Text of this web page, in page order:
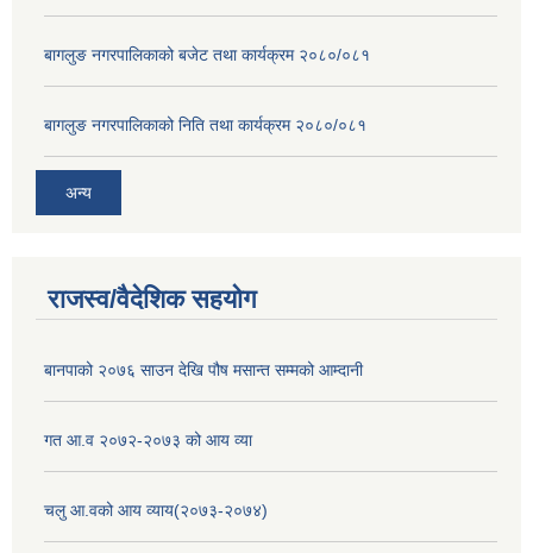
बागलुङ नगरपालिकाको बजेट तथा कार्यक्रम २०८०/०८१
बागलुङ नगरपालिकाको निति तथा कार्यक्रम २०८०/०८१
अन्य
राजस्व/वैदेशिक सहयोग
बानपाको २०७६ साउन देखि पौष मसान्त सम्मको आम्दानी
गत आ.व २०७२-२०७३ को आय व्या
चलु आ.वको आय व्याय(२०७३-२०७४)